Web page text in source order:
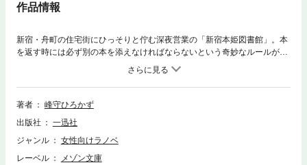
作品情報
新宿・舟町の住宅街にひっそりと佇む深夜営業の「新宿本姫図書館」。本
を返す時には必ず別の本を添えなければならないという奇妙なルールがあ
るこの館には、人間でないものばかりが訪れる――。人間の身でありなが
ら、訳あって本姫図書館で働くことになった末花詞織。生真面目な館長代
理の牛込山伏町カイルとともに、今夜も化け猫や化け狐などの新宿妖怪を
相手に奮闘するが!? 気弱な司書と新米館長代理が紡ぐ、優しいもののけ
著者
峰守ひろかず
出版社
一迅社
ジャンル
女性向けラノベ
レーベル
メゾン文庫